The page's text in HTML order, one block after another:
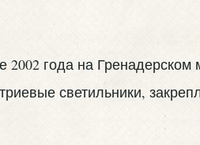
2002 года на
светильники,